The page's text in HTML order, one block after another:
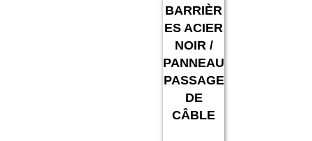
BARRIÈR
ES ACIER
NOIR /
PANNEAU
PASSAGE
DE
CÂBLE